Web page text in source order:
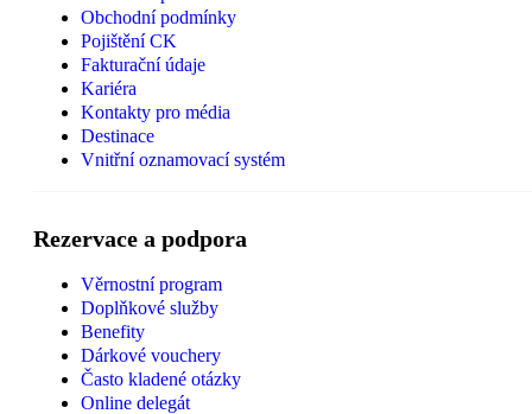
Obchodní podmínky
Pojištění CK
Fakturační údaje
Kariéra
Kontakty pro média
Destinace
Vnitřní oznamovací systém
Rezervace a podpora
Věrnostní program
Doplňkové služby
Benefity
Dárkové vouchery
Často kladené otázky
Online delegát